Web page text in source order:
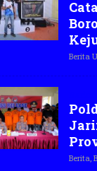
Berita
Berita,